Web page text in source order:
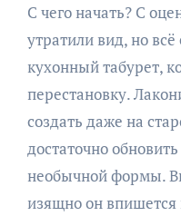
С чего начать? С
утратили вид, но
кухонный табурет,
перестановку.
создать даже на
достаточно
необычной формы.
изящно он впишется